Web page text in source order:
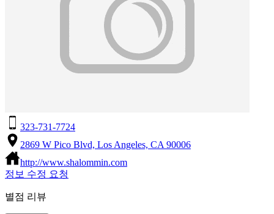
323-731-7724
2869 W Pico Blvd, Los Angeles, CA 90006
http://www.shalommin.com
정보 수정 요청
별점 리뷰